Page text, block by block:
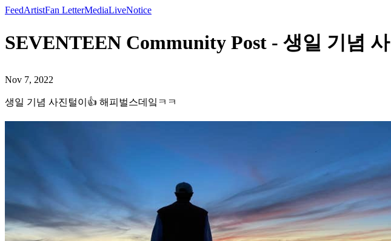
FeedArtistFan LetterMediaLiveNotice
SEVENTEEN Community Post - 생일 기념
Nov 7, 2022
생일 기념 사진털이👍 해피벌스데잌ㅋㅋ